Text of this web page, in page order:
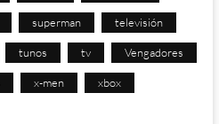
superman televisión
tunos tv Vengadores
x-men xbox